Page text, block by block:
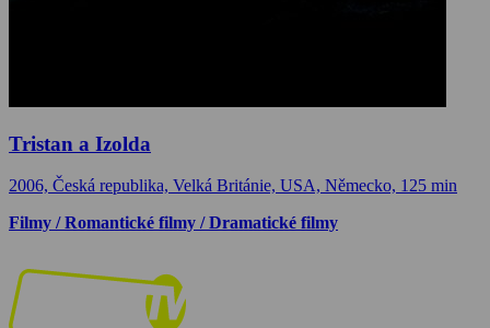
Tristan a Izolda
2006, Česká republika, Velká Británie, USA, Německo, 125 min
Filmy / Romantické filmy / Dramatické filmy